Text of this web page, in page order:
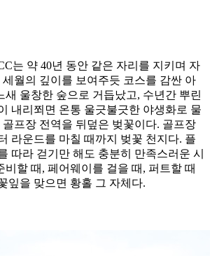
는 약 40년 동안 같은 자리를 지키며 자
월의 깊이를 보여주듯 코스를 감싼 아
새 울창한 숲으로 거듭났고, 수년간 뿌린
내리쬐면 온통 울긋불긋한 야생화로 물
프장 전역을 뒤덮은 벚꽃이다. 골프장
라운드를 마칠 때까지 벚꽃 천지다. 플
따라 걷기만 해도 충분히 만족스러운 시
비할 때, 페어웨이를 걸을 때, 퍼트할 때
잎을 맞으면 황홀 그 자체다.